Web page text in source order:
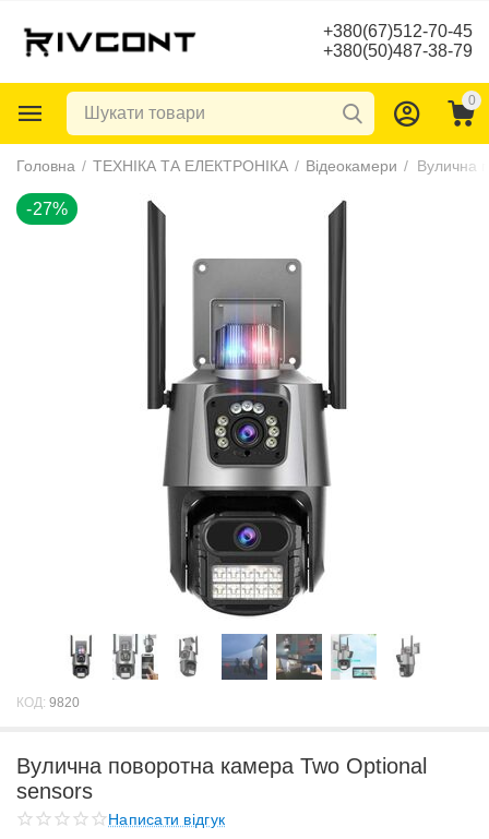
+380(67)512-70-45
+380(50)487-38-79
0
Головна / ТЕХНІКА ТА ЕЛЕКТРОНІКА / Відеокамери /
КОД: 9820
Вулична поворотна камера Two Optional
sensors
Написати відгук